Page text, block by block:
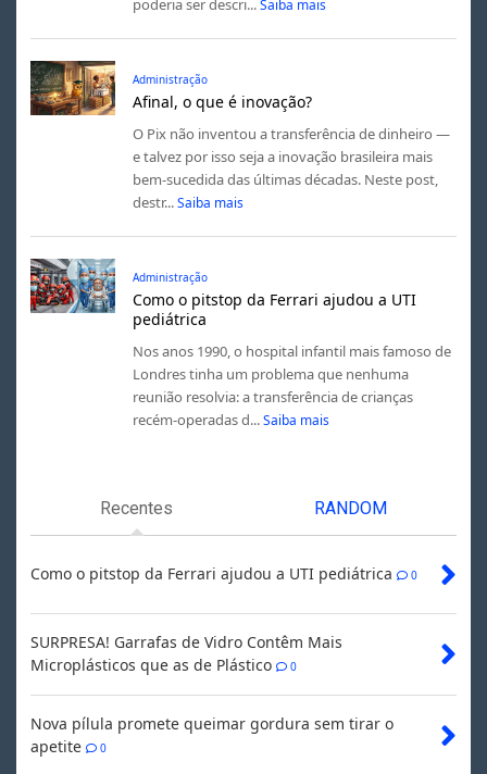
poderia ser descri... Saiba mais
Administração
Afinal, o que é inovação?
O Pix não inventou a transferência de dinheiro —
e talvez por isso seja a inovação brasileira mais
bem-sucedida das últimas décadas. Neste post,
destr... Saiba mais
Administração
Como o pitstop da Ferrari ajudou a UTI
pediátrica
Nos anos 1990, o hospital infantil mais famoso de
Londres tinha um problema que nenhuma
reunião resolvia: a transferência de crianças
recém-operadas d... Saiba mais
Recentes RANDOM
Como o pitstop da Ferrari ajudou a UTI pediátrica 0
SURPRESA! Garrafas de Vidro Contêm Mais
Microplásticos que as de Plástico
0
Nova pílula promete queimar gordura sem tirar o
apetite
0